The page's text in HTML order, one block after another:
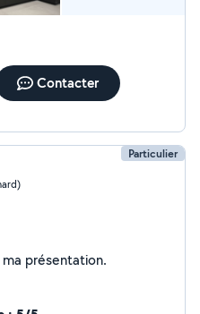
Contacter
Particulier
Je n'ai pas encore renseigné ma présentation.